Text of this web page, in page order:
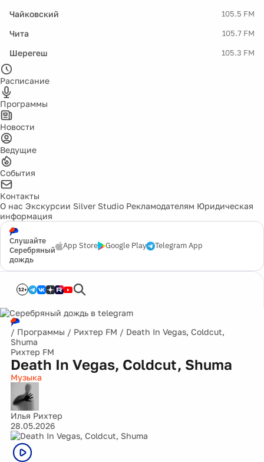
Чайковский 105.5 FM
Чита 105.7 FM
Шерегеш 105.3 FM
Расписание
Программы
Новости
Ведущие
События
Контакты
О нас Экскурсии Silver Studio Рекламодателям Юридическая
информация
Слушайте
Серебряный
дождь
App Store Google Play Telegram App
12+
/ Программы / Рихтер FM / Death In Vegas, Coldcut,
Shuma
Рихтер FM
Death In Vegas, Coldcut, Shuma
Музыка
Илья Рихтер
28.05.2026